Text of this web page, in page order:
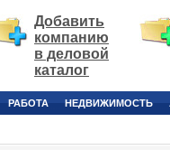
Добавить
компанию
в деловой
каталог
РАБОТА НЕДВИЖИМОСТЬ